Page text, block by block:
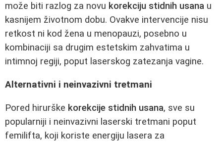
može biti razlog za novu korekciju stidnih usana u
kasnijem životnom dobu. Ovakve intervencije nisu
retkost ni kod žena u menopauzi, posebno u
kombinaciji sa drugim estetskim zahvatima u
intimnoj regiji, poput laserskog zatezanja vagine.
Alternativni i neinvazivni tretmani
Pored hirurške korekcije stidnih usana, sve su
popularniji i neinvazivni laserski tretmani poput
femilifta, koji koriste energiju lasera za